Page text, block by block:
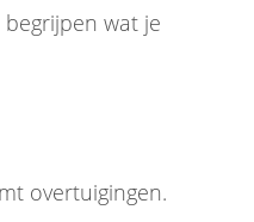
wat je
overtuigingen.